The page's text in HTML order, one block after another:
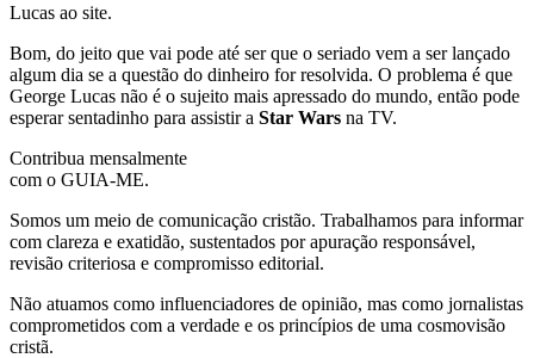
Lucas ao site.
Bom, do jeito que vai pode até ser que o seriado vem a ser lançado
algum dia se a questão do dinheiro for resolvida. O problema é que
George Lucas não é o sujeito mais apressado do mundo, então pode
esperar sentadinho para assistir a Star Wars na TV.
Contribua mensalmente
com o GUIA-ME.
Somos um meio de comunicação cristão. Trabalhamos para informar
com clareza e exatidão, sustentados por apuração responsável,
revisão criteriosa e compromisso editorial.
Não atuamos como influenciadores de opinião, mas como jornalistas
comprometidos com a verdade e os princípios de uma cosmovisão
cristã.